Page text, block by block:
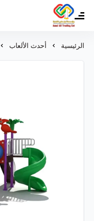
مؤسسة أمل علي
الرئيسية أحدث الألعاب